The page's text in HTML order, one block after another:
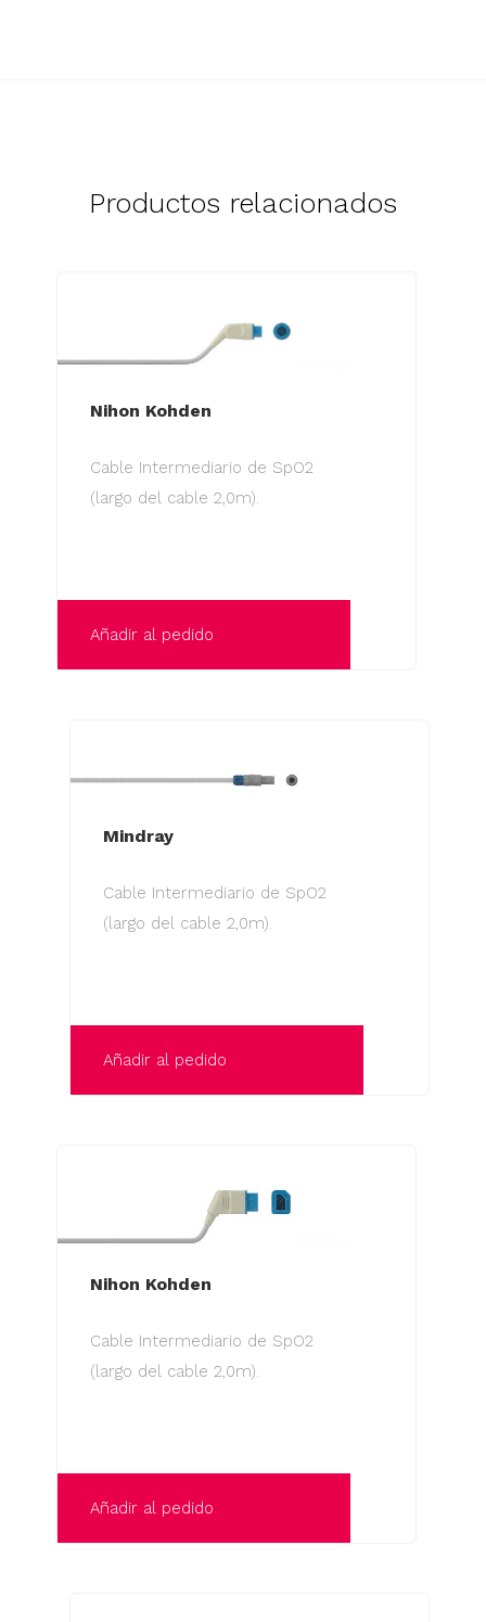
Productos relacionados
Nihon Kohden
Cable Intermediario de SpO2
(largo del cable 2,0m).
Añadir al pedido
Mindray
Cable Intermediario de SpO2
(largo del cable 2,0m).
Añadir al pedido
Nihon Kohden
Cable Intermediario de SpO2
(largo del cable 2,0m).
Añadir al pedido